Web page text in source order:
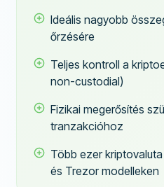
Ideális nagyobb
őrzésére
Teljes kontroll a
non-custodial)
Fizikai megerősítés
tranzakcióhoz
Több ezer
és Trezor modelleken